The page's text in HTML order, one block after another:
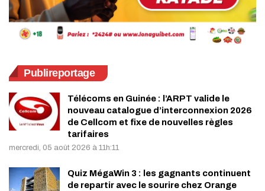
Publireportage
Télécoms en Guinée : l’ARPT valide le
nouveau catalogue d’interconnexion 2026
de Cellcom et fixe de nouvelles règles
tarifaires
mercredi, 05 août 2026 à 11h:11
Quiz MégaWin 3 : les gagnants continuent
de repartir avec le sourire chez Orange